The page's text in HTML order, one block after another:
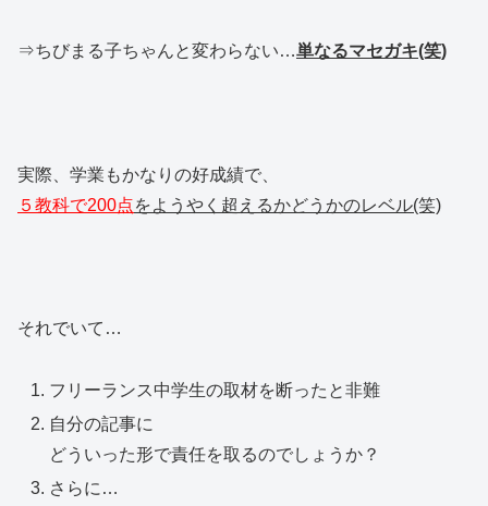
⇒ちびまる子ちゃんと変わらない…単なるマセガキ(笑)
実際、学業もかなりの好成績で、
５教科で200点をようやく超えるかどうかのレベル(笑)
それでいて…
フリーランス中学生の取材を断ったと非難
自分の記事に
どういった形で責任を取るのでしょうか？
さらに…